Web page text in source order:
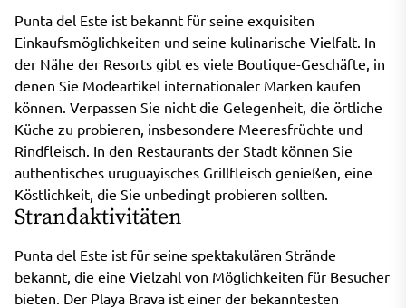
Punta del Este ist bekannt für seine exquisiten
Einkaufsmöglichkeiten und seine kulinarische Vielfalt. In
der Nähe der Resorts gibt es viele Boutique-Geschäfte, in
denen Sie Modeartikel internationaler Marken kaufen
können. Verpassen Sie nicht die Gelegenheit, die örtliche
Küche zu probieren, insbesondere Meeresfrüchte und
Rindfleisch. In den Restaurants der Stadt können Sie
authentisches uruguayisches Grillfleisch genießen, eine
Köstlichkeit, die Sie unbedingt probieren sollten.
Strandaktivitäten
Punta del Este ist für seine spektakulären Strände
bekannt, die eine Vielzahl von Möglichkeiten für Besucher
bieten. Der Playa Brava ist einer der bekanntesten